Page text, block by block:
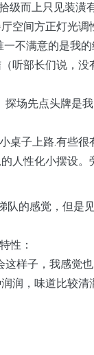
级而上只见装潢
空间方正灯光调
不满意的是我
听部长们说，没
场先点头牌是
桌子上路.有些很
人性化小摆设。
队的感觉，但是
性：
这样子，我感觉
润，味道比较清